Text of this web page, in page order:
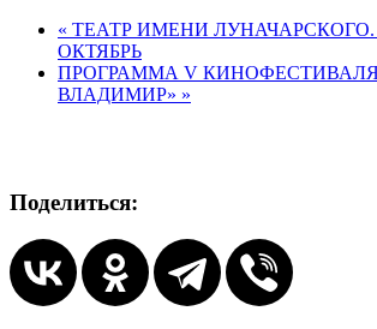
« ТЕАТР ИМЕНИ ЛУНАЧАРСКОГО.
ОКТЯБРЬ
ПРОГРАММА V
ВЛАДИМИР» »
Поделиться: